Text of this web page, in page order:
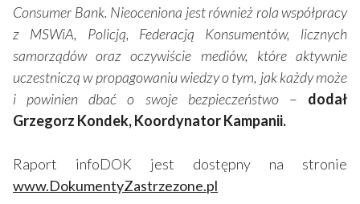
Consumer Bank. Nieoceniona jest również rola współpracy
z MSWiA, Policją, Federacją Konsumentów, licznych
samorządów oraz oczywiście mediów, które aktywnie
uczestniczą w propagowaniu wiedzy o tym, jak każdy może
i powinien dbać o swoje bezpieczeństwo – dodał
Grzegorz Kondek, Koordynator Kampanii.
Raport infoDOK jest dostępny na stronie
www.DokumentyZastrzezone.pl